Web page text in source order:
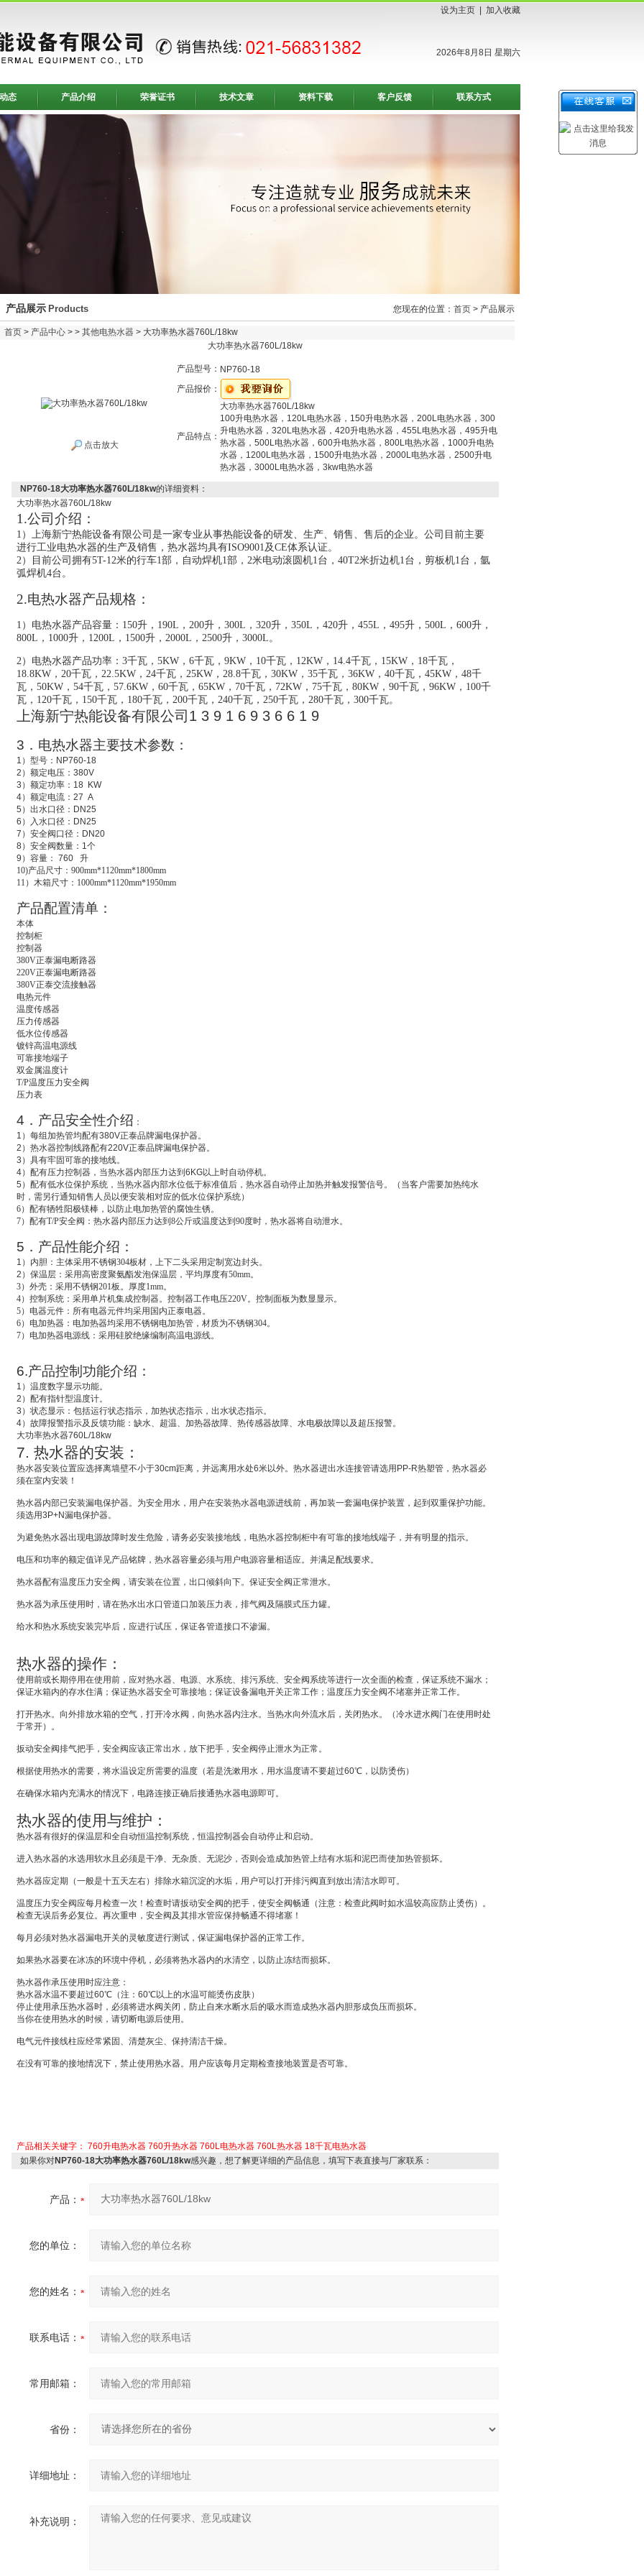
设为主页 加入收藏
2026年8月8日 星期六
态 产品介绍 荣誉证书 技术文章 资料下载 客户反馈 联系方式
产品展示 Products 您现在的位置： 首页 > 产品展示
首页 > 产品中心 > > 其他电热水器 > 大功率热水器760L/18kw
大功率热水器760L/18kw
点击放大
产品型号： NP760-18
产品报价：
产品特点：
大功率热水器760L/18kw
100升电热水器，120L电热水器，150升电热水器，200L电热水器，300
升电热水器，320L电热水器，420升电热水器，455L电热水器，495升电
热水器，500L电热水器，600升电热水器，800L电热水器，1000升电热
水器，1200L电热水器，1500升电热水器，2000L电热水器，2500升电
热水器，3000L电热水器，3kw电热水器
NP760-18大功率热水器760L/18kw的详细资料：
大功率热水器760L/18kw
1.公司介绍：
1） 上海新宁热能设备有限公司是一家专业从事热能设备的研发、生产、销售、售后的企业。公司 目前主要
进行工业电热水器的生产及销售，热水器均具有ISO9001及CE体系认证。
2）目前公司拥有5T-12米的行车1部， 自动焊机1部， 2米电动滚圆机1台，40T2米折边机1台， 剪板机1台， 氩
弧焊机4台。
2.电热水器产品规格：
1）电热水器产品容量：150升，190L，200升，300L，320升，350L，420升，455L，495升，500L，600升，
800L，1000升，1200L，1500升，2000L，2500升，3000L。
2）电热水器产品功率：3千瓦，5KW，6千瓦，9KW，10千瓦，12KW，14.4千瓦，15KW，18千瓦，
18.8KW，20千瓦，22.5KW，24千瓦，25KW，28.8千瓦，30KW，35千瓦，36KW，40千瓦，45KW，48千
瓦，50KW，54千瓦，57.6KW，60千瓦，65KW，70千瓦，72KW，75千瓦，80KW，90千瓦，96KW，100千
瓦 ， 120千瓦，150千瓦，180千瓦，200千瓦，240千瓦，250千瓦，280千瓦，300千瓦。
上海新宁热能设备有限公司 1 3 9 1 6 9 3 6 6 1 9
3 ．电热水器主要技术参数：
1 ）型号： NP760-18
2 ）额定电压： 380V
3 ）额定功率： 18 KW
4）额定电流： 27 A
5 ）出水口径： DN25
6 ）入水口径： DN25
7 ）安全阀口径： DN20
8）安全阀数量： 1个
9 ）容量： 760 升
10)产品尺寸：900mm*1120mm*1800mm
11 ）木箱尺寸：1000mm*1120mm*1950mm
产品配置清单：
本体
控制柜
控制器
380V正泰漏电断路器
220V正泰漏电断路器
380V正泰交流接触器
电热元件
温度传感器
压力传感器
低水位传感器
镀锌高温电源线
可靠接地端子
双金属温度计
T/P温度压力安全阀
压力表
4 ．产品安全性介绍 ：
1 ）每组加热管均配有380V正泰品牌漏电保护器。
2 ）热水器控制线路配有220V正泰品牌漏电保护器。
3 ）具有牢固可靠的接地线。
4）配有压力控制器，当热水器内部压力达到 6KG以上时自动停机。
5 ）配有低水位保护系统， 当热水器内部水位低于标准值后，热水器自动停止加热并触发报警信号。（当客户需要加热纯水
时，需另行通知销售人员以便安装相对应的低水位保护系统）
6）配有牺牲阳极镁棒，以防止电加热管的腐蚀生锈。
7）配有T/P安全阀：热水器内部压力达到8公斤或温度达到90度时，热水器将自动泄水。
5 ．产品性能介绍：
1 ） 内胆：主体采用不锈钢304板材，上下二头采用定制宽边封头。
2 ） 保温层：采用高密度聚氨酯发泡保温层，平均厚度有50mm。
3）外壳：采用不锈钢201板。厚度1mm。
4）控制系统：采用单片机集成控制器。控制器工作电压220V。控制面板为数显显示。
5）电器元件：所有电器元件均采用国内正泰电器。
6）电加热器：电加热器均采用不锈钢电加热管，材质为不锈钢304。
7）电加热器电源线：采用硅胶绝缘编制高温电源线。
6.产品控制功能介绍：
1 ）温度数字显示功能。
2 ）配有指针型温度计。
3 ）状态显示：包括运行状态指示，加热状态指示，出水状态指示。
4）故障报警指示及反馈功能：缺水、超温、加热器故障、热传感器故障、水电极故障以及超压报警。
大功率热水器760L/18kw
7. 热水器的安装：
热水器安装位置应选择离墙壁不小于30cm距离，并远离用水处6米以外。热水器进出水连接管请选用 PP-R热塑管，热水器必
须在室内安装！
热水器内部已安装漏电保护器。为安全用水，用户在安装热水器电源进线前，再加装一套漏电保护装置，起到双重保护功能。
须选用3P+N漏电保护器。
为避免热水器出现电源故障时发生危险，请务必安装接地线，电热水器控制柜中有可靠的接地线端子，并有明显的指示。
电压和功率的额定值详见产品铭牌，热水器容量必须与用户电源容量相适应。并满足配线要求。
热水器配有温度压力安全阀，请安装在位置，出口倾斜向下。保证安全阀正常泄水。
热水器为承压使用时，请在热水出水口管道口加装压力表，排气阀及隔膜式压力罐。
给水和热水系统安装完毕后，应进行试压，保证各管道接口不渗漏。
热水器的操作：
使用前或长期停用在使用前，应对热水器、电源、水系统、排污系统、安全阀系统等进行一次全面的检查，保证系统不漏水；
保证水箱内的存水住满；保证热水器安全可靠接地；保证设备漏电开关正常工作；温度压力安全阀不堵塞并正常工作。
打开热水。向外排放水箱的空气，打开冷水阀，向热水器内注水。当热水向外流水后，关闭热水。（冷水进水阀门在使用时处
于常开）。
扳动安全阀排气把手，安全阀应该正常出水，放下把手，安全阀停止泄水为正常。
根据使用热水的需要，将水温设定所需要的温度（若是洗漱用水，用水温度请不要超过60℃ ，以防烫伤）
在确保水箱内充满水的情况下，电路连接正确后接通热水器电源即可。
热水器的使用与维护：
热水器有很好的保温层和全自动恒温控制系统，恒温控制器会自动停止和启动。
进入热水器的水选用软水且必须是干净、无杂质、无泥沙，否则会造成加热管上结有水垢和泥巴而使加热管损坏。
热水器应定期（一般是十五天左右）排除水箱沉淀的水垢，用户可以打开排污阀直到放出清洁水即可。
温度压力安全阀应每月检查一次！检查时请扳动安全阀的把手，使安全阀畅通（注意：检查此阀时如水温较高应防止烫伤）。
检查无误后务必复位。再次重申，安全阀及其排水管应保持畅通不得堵塞！
每月必须对热水器漏电开关的灵敏度进行测试，保证漏电保护器的正常工作。
如果热水器要在冰冻的环境中停机，必须将热水器内的水清空，以防止冻结而损坏。
热水器作承压使用时应注意：
热水器水温不要超过60℃ （注： 60℃以上的水温可能烫伤皮肤）
停止使用承压热水器时，必须将进水阀关闭，防止自来水断水后的吸水而造成热水器内胆形成负压而损坏。
当你在使用热水的时候，请切断电源后使用。
电气元件接线柱应经常紧固、清楚灰尘、保持清洁干燥。
在没有可靠的接地情况下，禁止使用热水器。用户应该每月定期检查接地装置是否可靠。
产品相关关键字： 760升电热水器 760升热水器 760L电热水器 760L热水器 18千瓦电热水器
如果你对NP760-18大功率热水器760L/18kw感兴趣，想了解更详细的产品信息，填写下表直接与厂家联系：
产品：
您的单位：
您的姓名：
联系电话：
常用邮箱：
省份：
详细地址：
补充说明：